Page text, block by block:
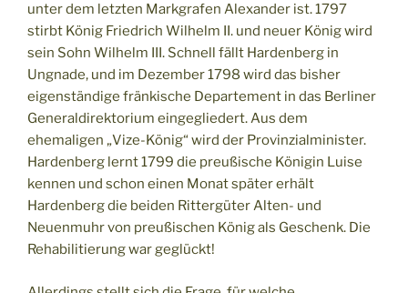
unter dem letzten Markgrafen Alexander ist. 1797
stirbt König Friedrich Wilhelm II. und neuer König wird
sein Sohn Wilhelm III. Schnell fällt Hardenberg in
Ungnade, und im Dezember 1798 wird das bisher
eigenständige fränkische Departement in das Berliner
Generaldirektorium eingegliedert. Aus dem
ehemaligen „Vize-König“ wird der Provinzialminister.
Hardenberg lernt 1799 die preußische Königin Luise
kennen und schon einen Monat später erhält
Hardenberg die beiden Rittergüter Alten- und
Neuenmuhr von preußischen König als Geschenk. Die
Rehabilitierung war geglückt!